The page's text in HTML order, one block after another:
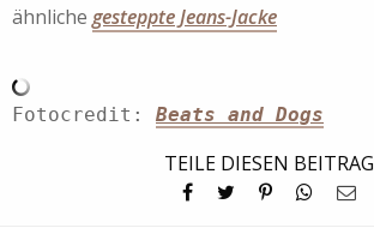
ähnliche gesteppte Jeans-Jacke
Fotocredit: Beats and Dogs
TEILE DIESEN BEITRAG